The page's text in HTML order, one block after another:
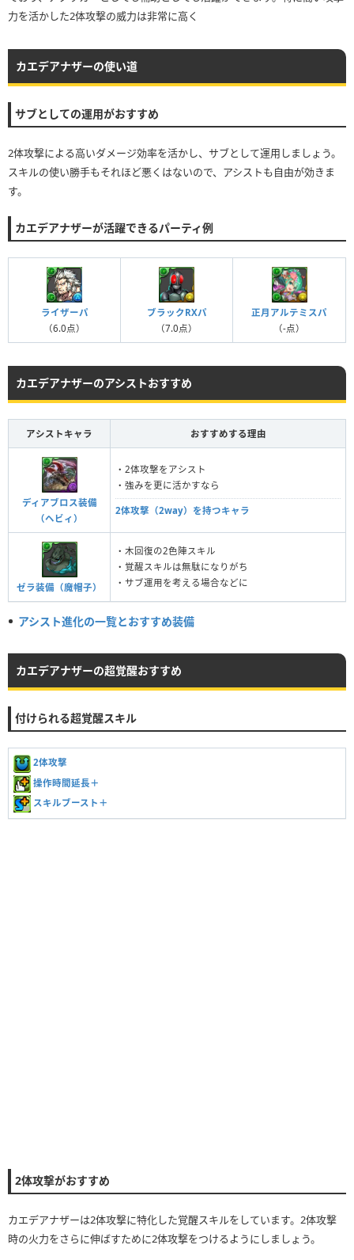
力を活かした2体攻撃の威力は非常に高く
カエデアナザーの使い道
サブとしての運用がおすすめ
2体攻撃による高いダメージ効率を活かし、サブとして運用しましょう。
スキルの使い勝手もそれほど悪くはないので、アシストも自由が効きま
す。
カエデアナザーが活躍できるパーティ例
ライザーパ
（6.0点）
ブラックRXパ
（7.0点）
正月アルテミスパ
（-点）
カエデアナザーのアシストおすすめ
アシストキャラ おすすめする理由
ディアブロス装備
（ヘビィ）
・2体攻撃をアシスト
・強みを更に活かすなら
2体攻撃（2way）を持つキャラ
ゼラ装備（魔帽子）
・木回復の2色陣スキル
・覚醒スキルは無駄になりがち
・サブ運用を考える場合などに
アシスト進化の一覧とおすすめ装備
カエデアナザーの超覚醒おすすめ
付けられる超覚醒スキル
2体攻撃
操作時間延長＋
スキルブースト＋
2体攻撃がおすすめ
カエデアナザーは2体攻撃に特化した覚醒スキルをしています。2体攻撃
時の火力をさらに伸ばすために2体攻撃をつけるようにしましょう。